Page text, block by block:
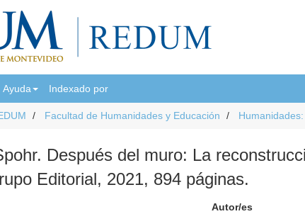
Ayuda Indexado por
Facultad de Humanidades y Educación
Después del muro: La
Editorial, 2021, 894 páginas.
Autor/es